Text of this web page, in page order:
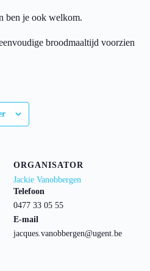
ben je ook welkom.
broodmaaltijd voorzien
ORGANISATOR
Jackie Vanobbergen
Telefoon
0477 33 05 55
E-mail
jacques.vanobbergen@ugent.be